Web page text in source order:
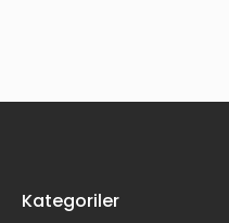
Kategoriler